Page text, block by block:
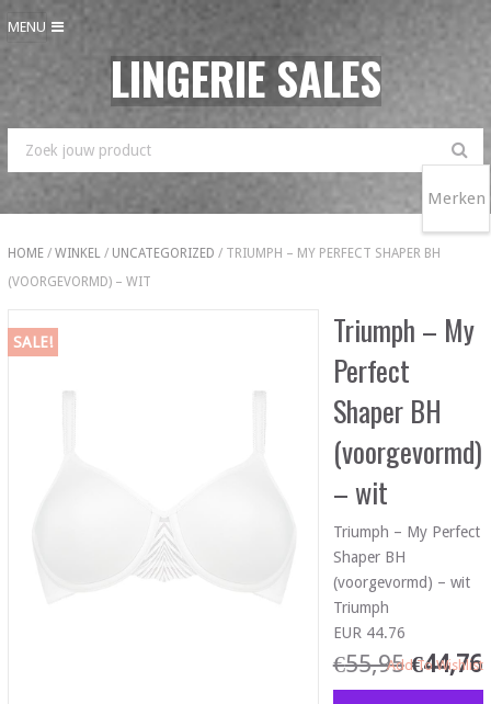
MENU
LINGERIE SALES
HOME/ WINKEL/ UNCATEGORIZED / TRIUMPH – MY PERFECT SHAPER BH
(VOORGEVORMD) – WIT
SALE!
Triumph – My
Perfect
Shaper BH
(voorgevormd)
– wit
Triumph – My Perfect
Shaper BH
(voorgevormd) – wit
Triumph
EUR 44.76
€55,95 €44,76
Add To Wishlist
Merken